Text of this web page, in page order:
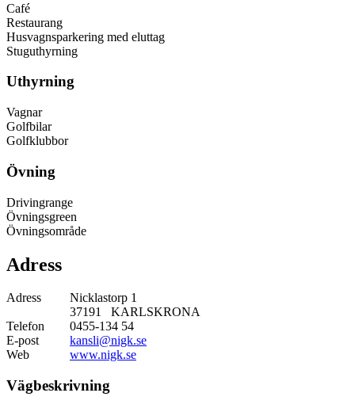
Café
Restaurang
Husvagnsparkering med eluttag
Stuguthyrning
Uthyrning
Vagnar
Golfbilar
Golfklubbor
Övning
Drivingrange
Övningsgreen
Övningsområde
Adress
Adress
Nicklastorp 1
37191 KARLSKRONA
Telefon
0455-134 54
E-post
kansli@nigk.se
Web
www.nigk.se
Vägbeskrivning